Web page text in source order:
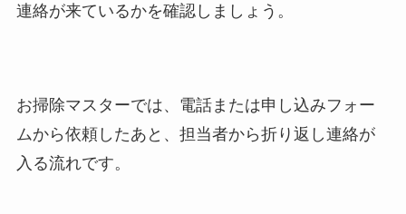
連絡が来ているかを確認しましょう。
お掃除マスターでは、電話または申し込みフォー
ムから依頼したあと、担当者から折り返し連絡が
入る流れです。